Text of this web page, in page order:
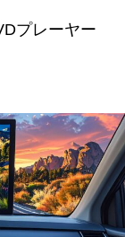
プレーヤー